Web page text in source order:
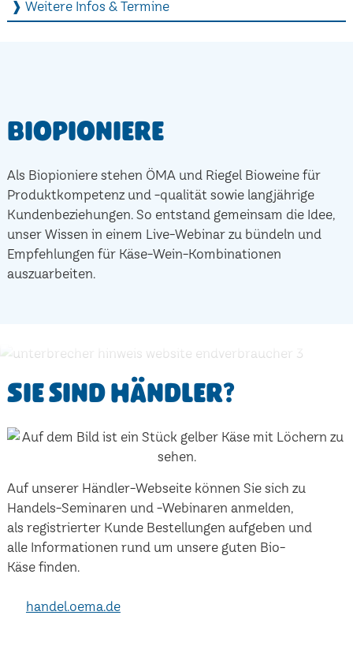
❱ Weitere Infos & Termine
Biopioniere
Als Biopioniere stehen ÖMA und Riegel Bioweine für
Produktkompetenz und -qualität sowie langjährige
Kundenbeziehungen. So entstand gemeinsam die Idee,
unser Wissen in einem Live-Webinar zu bündeln und
Empfehlungen für Käse-Wein-Kombinationen
auszuarbeiten.
Sie sind Händler?
Auf unserer Händler-Webseite können Sie sich zu
Handels-Seminaren und -Webinaren anmelden,
als registrierter Kunde Bestellungen aufgeben und
alle Informationen rund um unsere guten Bio-
Käse finden.
handel.oema.de